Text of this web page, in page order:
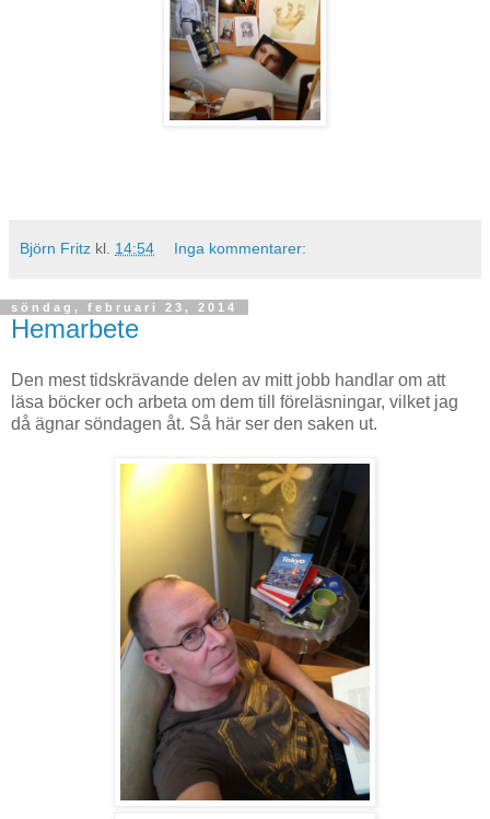
Björn Fritz kl. 14:54 Inga kommentarer:
söndag, februari 23, 2014
Hemarbete
Den mest tidskrävande delen av mitt jobb handlar om att
läsa böcker och arbeta om dem till föreläsningar, vilket jag
då ägnar söndagen åt. Så här ser den saken ut.